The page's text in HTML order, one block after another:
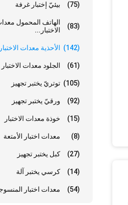
بيئيّ إختبار غرفة (75)
الهاتف المحمول
الاختبار...
(83)
الأحذية معدات (142)
الجلود معدات الاختبار (61)
توتريّ يختبر تجهيز (105)
ورقيّ يختبر تجهيز (92)
خوذة معدات الاختبار (15)
معدات اختبار الأمتعة (8)
كبل يختبر تجهيز (27)
كرسي يختبر آلة (14)
معدات اختبار (54)